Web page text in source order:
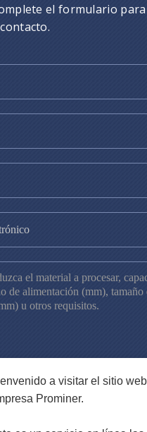
el formulario para
a visitar el sitio
Prominer.